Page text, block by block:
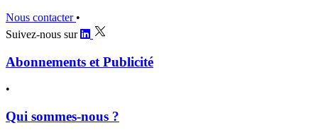
Nous contacter •
Suivez-nous sur
Abonnements et Publicité
•
Qui sommes-nous ?